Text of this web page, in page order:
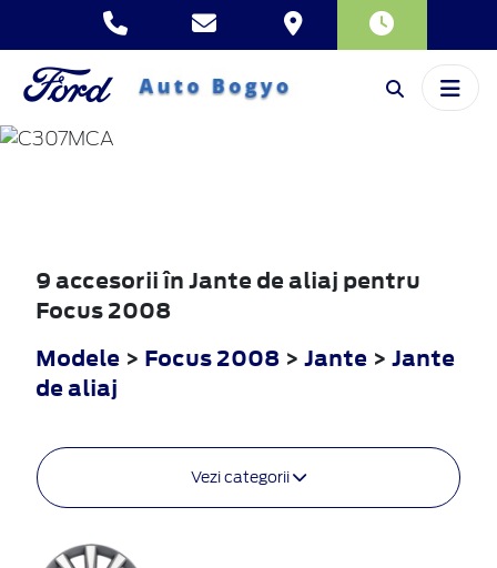
FOCUS
9 accesorii în Jante de aliaj pentru
Focus 2008
Modele > Focus 2008 > Jante > Jante
de aliaj
Vezi categorii